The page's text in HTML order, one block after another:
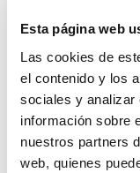
Esta página web
Las cookies de
el contenido y los
sociales y analizar
información sobre
nuestros partners
web, quienes
Teléfono:926 50
Abrir en maps